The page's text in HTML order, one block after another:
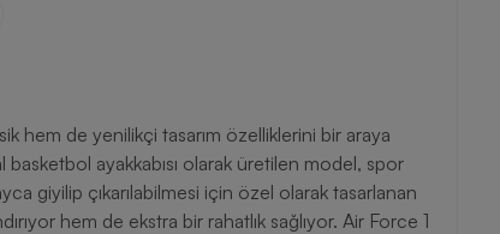
hem de yenilikçi tasarım özelliklerini bir araya
ayakkabısı olarak üretilen model, spor
giyilip çıkarılabilmesi için özel olarak tasarlanan
hem de ekstra bir rahatlık sağlıyor. Air Force 1